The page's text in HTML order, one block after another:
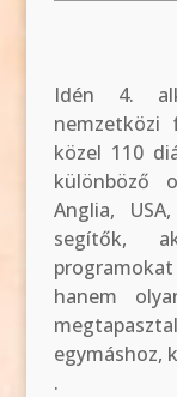
Idén 4.
közel 110
különböző
Anglia,
segítők,
hanem
egymáshoz,
.